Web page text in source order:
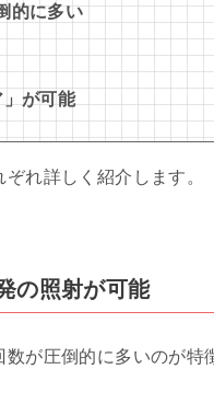
的に多い
が可能
れ詳しく紹介します。
の照射が可能
が圧倒的に多いのが特